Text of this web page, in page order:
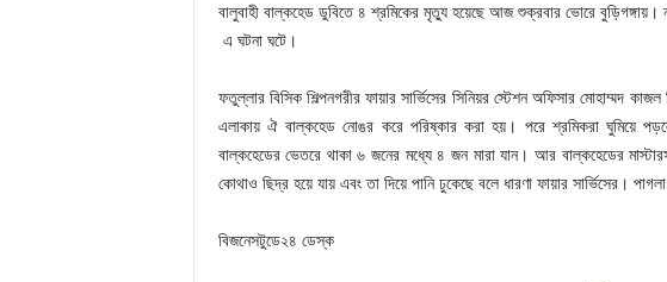
বালুবাহী বাল্কহেড ডুবিতে ৪ শ্রমিকের মৃত্যু হয়েছে আজ শুক্রবার ভোরে বুড়িগঙ্গায়।
এ ঘটনা ঘটে।
ফতুল্লার বিসিক শিল্পনগরীর ফায়ার সার্ভিসের সিনিয়র স্টেশন অফিসার মোহাম্মদ
এলাকায় ঐ বাল্কহেড নোঙর করে পরিষ্কার করা হয়। পরে শ্রমিকরা ঘুমিয়ে
বাল্কহেডের ভেতরে থাকা ৬ জনের মধ্যে ৪ জন মারা যান। আর বাল্কহেডের
কোথাও ছিদ্র হয়ে যায় এবং তা দিয়ে পানি ঢুকেছে বলে ধারণা ফায়ার সার্ভিসের।
বিজনেসটুডে২৪ ডেস্ক